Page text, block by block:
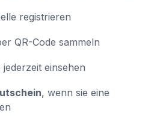
registrieren
QR-Code sammeln
einsehen
, wenn sie eine